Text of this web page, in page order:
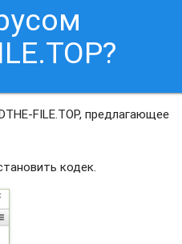
FILE.TOP, предлагающее
кодек.